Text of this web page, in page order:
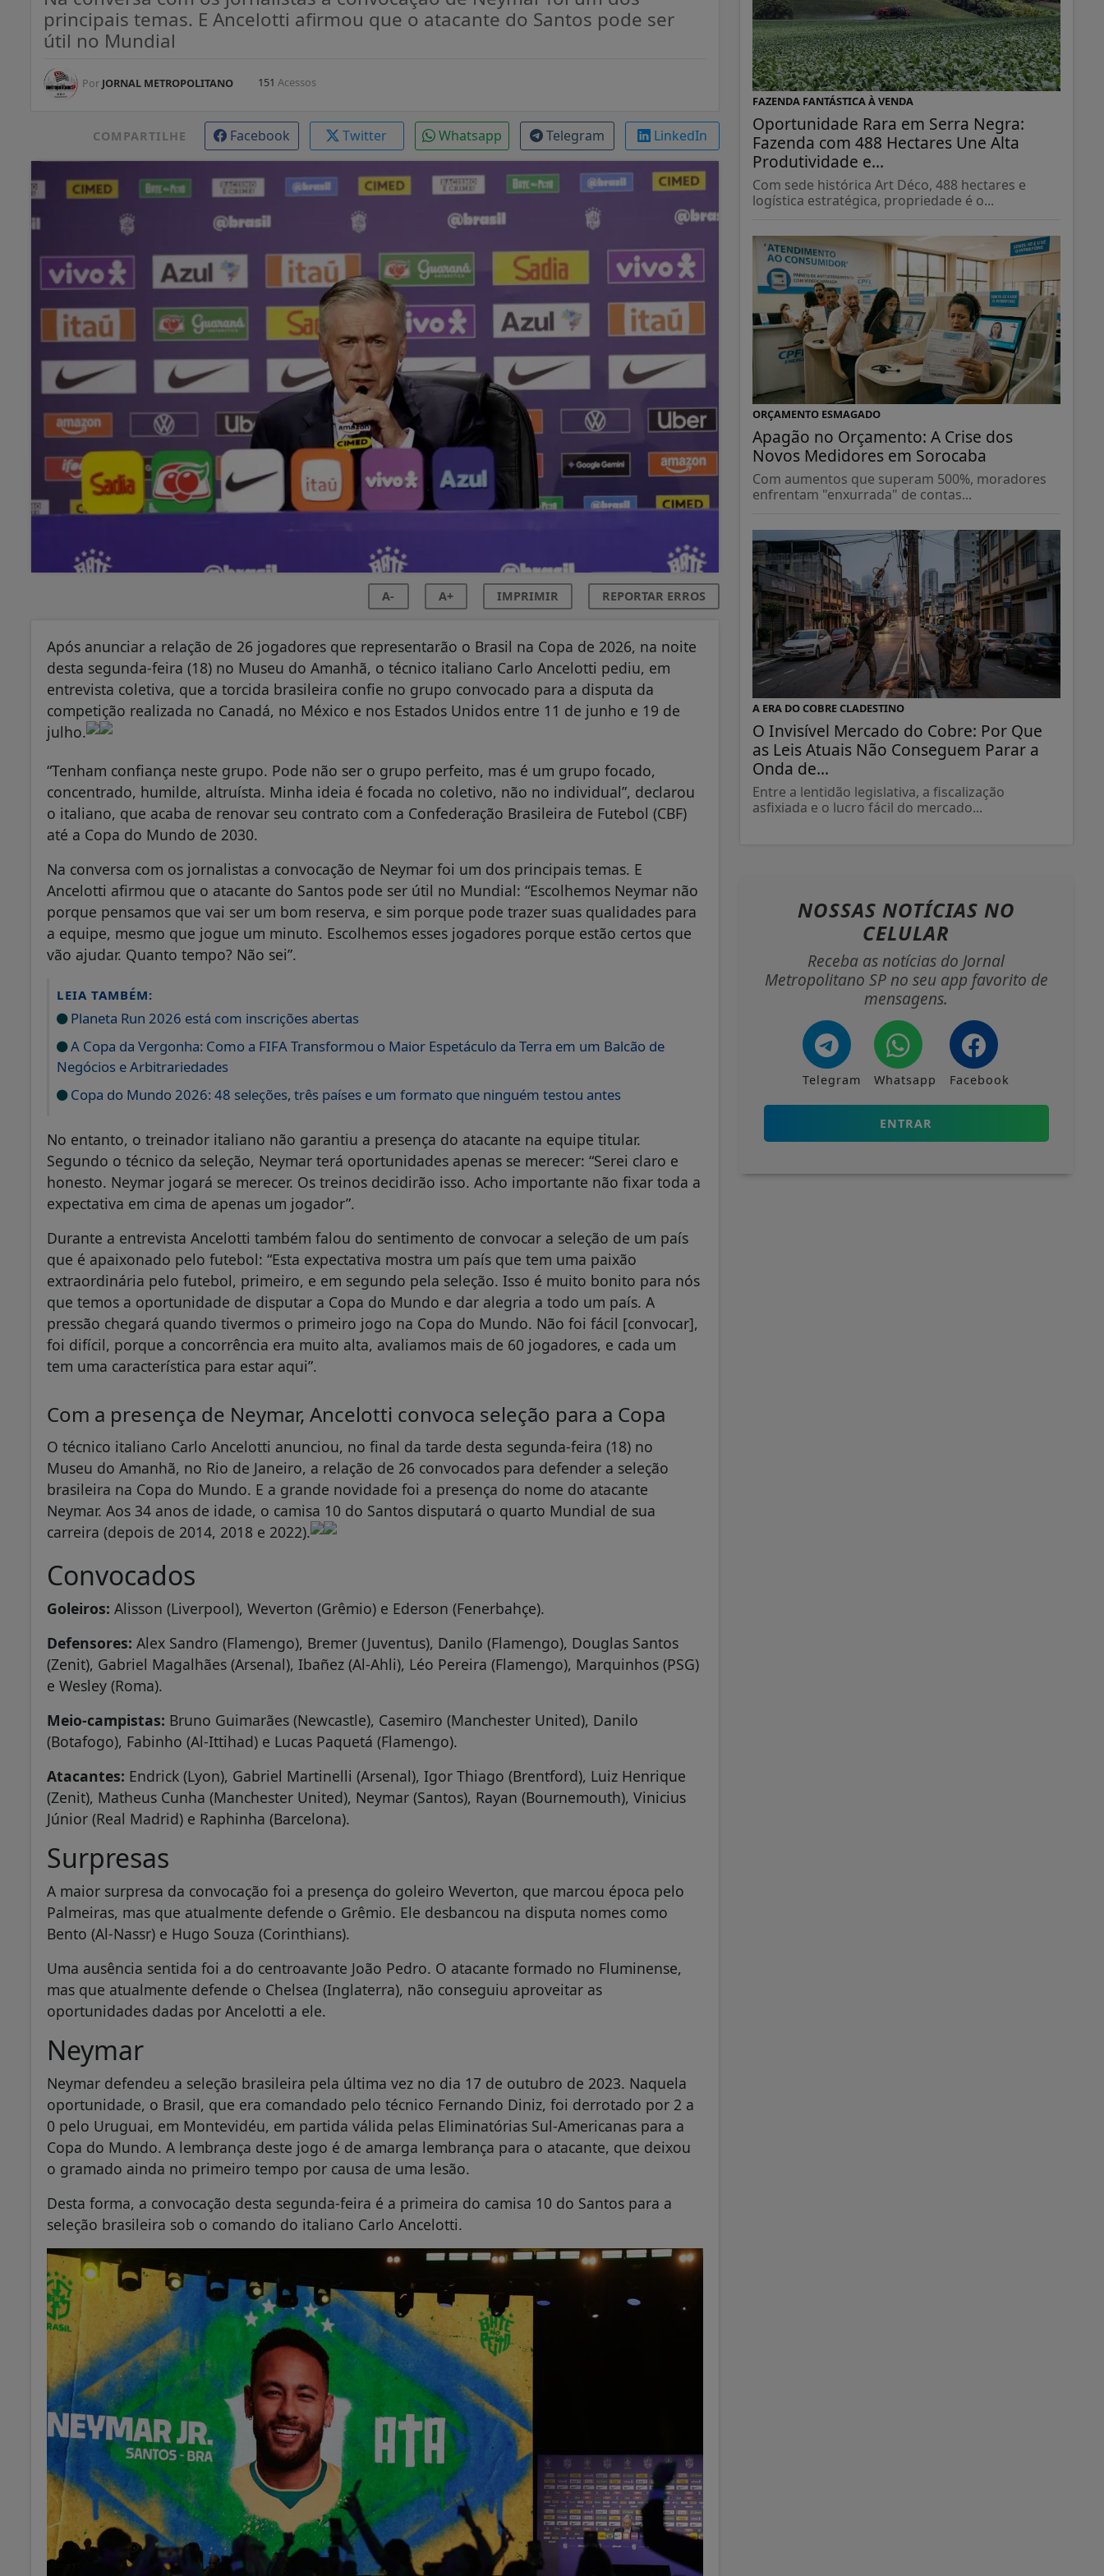
principais temas. E Ancelotti afirmou que o atacante do Santos pode ser
útil no Mundial
Por JORNAL METROPOLITANO 151 Acessos
COMPARTILHE Facebook Twitter Whatsapp Telegram LinkedIn
A- A+ IMPRIMIR REPORTAR ERROS
Após anunciar a relação de 26 jogadores que representarão o Brasil na Copa de 2026, na noite
desta segunda-feira (18) no Museu do Amanhã, o técnico italiano Carlo Ancelotti pediu, em
entrevista coletiva, que a torcida brasileira confie no grupo convocado para a disputa da
competição realizada no Canadá, no México e nos Estados Unidos entre 11 de junho e 19 de
julho.
“Tenham confiança neste grupo. Pode não ser o grupo perfeito, mas é um grupo focado,
concentrado, humilde, altruísta. Minha ideia é focada no coletivo, não no individual”, declarou
o italiano, que acaba de renovar seu contrato com a Confederação Brasileira de Futebol (CBF)
até a Copa do Mundo de 2030.
Na conversa com os jornalistas a convocação de Neymar foi um dos principais temas. E
Ancelotti afirmou que o atacante do Santos pode ser útil no Mundial: “Escolhemos Neymar não
porque pensamos que vai ser um bom reserva, e sim porque pode trazer suas qualidades para
a equipe, mesmo que jogue um minuto. Escolhemos esses jogadores porque estão certos que
vão ajudar. Quanto tempo? Não sei”.
LEIA TAMBÉM:
Planeta Run 2026 está com inscrições abertas
A Copa da Vergonha: Como a FIFA Transformou o Maior Espetáculo da Terra em um Balcão de
Negócios e Arbitrariedades
Copa do Mundo 2026: 48 seleções, três países e um formato que ninguém testou antes
No entanto, o treinador italiano não garantiu a presença do atacante na equipe titular.
Segundo o técnico da seleção, Neymar terá oportunidades apenas se merecer: “Serei claro e
honesto. Neymar jogará se merecer. Os treinos decidirão isso. Acho importante não fixar toda a
expectativa em cima de apenas um jogador”.
Durante a entrevista Ancelotti também falou do sentimento de convocar a seleção de um país
que é apaixonado pelo futebol: “Esta expectativa mostra um país que tem uma paixão
extraordinária pelo futebol, primeiro, e em segundo pela seleção. Isso é muito bonito para nós
que temos a oportunidade de disputar a Copa do Mundo e dar alegria a todo um país. A
pressão chegará quando tivermos o primeiro jogo na Copa do Mundo. Não foi fácil [convocar],
foi difícil, porque a concorrência era muito alta, avaliamos mais de 60 jogadores, e cada um
tem uma característica para estar aqui”.
Com a presença de Neymar, Ancelotti convoca seleção para a Copa
O técnico italiano Carlo Ancelotti anunciou, no final da tarde desta segunda-feira (18) no
Museu do Amanhã, no Rio de Janeiro, a relação de 26 convocados para defender a seleção
brasileira na Copa do Mundo. E a grande novidade foi a presença do nome do atacante
Neymar. Aos 34 anos de idade, o camisa 10 do Santos disputará o quarto Mundial de sua
carreira (depois de 2014, 2018 e 2022).
Convocados
Goleiros: Alisson (Liverpool), Weverton (Grêmio) e Ederson (Fenerbahçe).
Defensores: Alex Sandro (Flamengo), Bremer (Juventus), Danilo (Flamengo), Douglas Santos
(Zenit), Gabriel Magalhães (Arsenal), Ibañez (Al-Ahli), Léo Pereira (Flamengo), Marquinhos (PSG)
e Wesley (Roma).
Meio-campistas: Bruno Guimarães (Newcastle), Casemiro (Manchester United), Danilo
(Botafogo), Fabinho (Al-Ittihad) e Lucas Paquetá (Flamengo).
Atacantes: Endrick (Lyon), Gabriel Martinelli (Arsenal), Igor Thiago (Brentford), Luiz Henrique
(Zenit), Matheus Cunha (Manchester United), Neymar (Santos), Rayan (Bournemouth), Vinicius
Júnior (Real Madrid) e Raphinha (Barcelona).
Surpresas
A maior surpresa da convocação foi a presença do goleiro Weverton, que marcou época pelo
Palmeiras, mas que atualmente defende o Grêmio. Ele desbancou na disputa nomes como
Bento (Al-Nassr) e Hugo Souza (Corinthians).
Uma ausência sentida foi a do centroavante João Pedro. O atacante formado no Fluminense,
mas que atualmente defende o Chelsea (Inglaterra), não conseguiu aproveitar as
oportunidades dadas por Ancelotti a ele.
Neymar
Neymar defendeu a seleção brasileira pela última vez no dia 17 de outubro de 2023. Naquela
oportunidade, o Brasil, que era comandado pelo técnico Fernando Diniz, foi derrotado por 2 a
0 pelo Uruguai, em Montevidéu, em partida válida pelas Eliminatórias Sul-Americanas para a
Copa do Mundo. A lembrança deste jogo é de amarga lembrança para o atacante, que deixou
o gramado ainda no primeiro tempo por causa de uma lesão.
Desta forma, a convocação desta segunda-feira é a primeira do camisa 10 do Santos para a
seleção brasileira sob o comando do italiano Carlo Ancelotti.
FAZENDA FANTÁSTICA À VENDA
Oportunidade Rara em Serra Negra:
Fazenda com 488 Hectares Une Alta
Produtividade e...
Com sede histórica Art Déco, 488 hectares e
logística estratégica, propriedade é o...
ORÇAMENTO ESMAGADO
Apagão no Orçamento: A Crise dos
Novos Medidores em Sorocaba
Com aumentos que superam 500%, moradores
enfrentam "enxurrada" de contas...
A ERA DO COBRE CLADESTINO
O Invisível Mercado do Cobre: Por Que
as Leis Atuais Não Conseguem Parar a
Onda de...
Entre a lentidão legislativa, a fiscalização
asfixiada e o lucro fácil do mercado...
NOSSAS NOTÍCIAS NO
CELULAR
Receba as notícias do Jornal
Metropolitano SP no seu app favorito de
mensagens.
Telegram Whatsapp Facebook
ENTRAR